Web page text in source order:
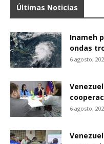
Últimas Noticias
Inameh
ondas
6 agosto,
6 agosto,